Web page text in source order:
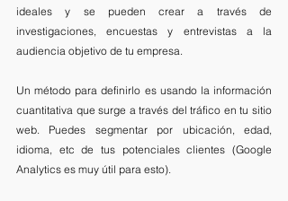
ideales y se pueden crear a través de
investigaciones, encuestas y entrevistas a la
audiencia objetivo de tu empresa.
Un método para definirlo es usando la información
cuantitativa que surge a través del tráfico en tu sitio
web. Puedes segmentar por ubicación, edad,
idioma, etc de tus potenciales clientes (Google
Analytics es muy útil para esto).